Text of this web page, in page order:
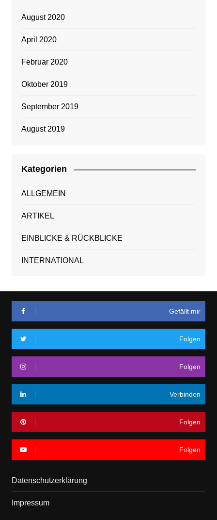
August 2020
April 2020
Februar 2020
Oktober 2019
September 2019
August 2019
Kategorien
ALLGEMEIN
ARTIKEL
EINBLICKE & RÜCKBLICKE
INTERNATIONAL
Gefällt mir
Folgen
Folgen
Verbinden
Folgen
Folgen
Datenschutzerklärung
Impressum